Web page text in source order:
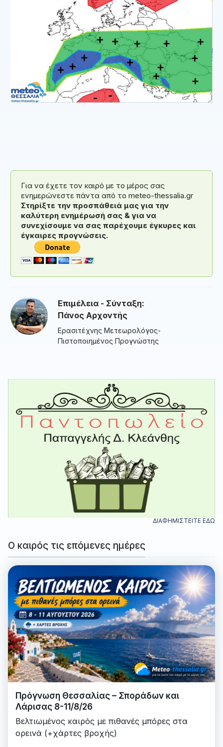
Για να έχετε τον καιρό με το μέρος σας
ενημερώνεστε πάντα από το meteo-thessalia.gr
Στηρίξτε την προσπάθειά μας για την
καλύτερη ενημέρωσή σας & για να
συνεχίσουμε να σας παρέχουμε έγκυρες και
έγκαιρες προγνώσεις.
Επιμέλεια - Σύνταξη:
Πάνος Αρχοντής
Ερασιτέχνης Μετεωρολόγος-
Πιστοποιημένος Προγνώστης
ΔΙΑΦΗΜΙΣΤΕΙΤΕ ΕΔΩ
Ο καιρός τις επόμενες ημέρες
Πρόγνωση Θεσσαλίας – Σποράδων και
Λάρισας 8-11/8/26
Βελτιωμένος καιρός με πιθανές μπόρες στα
ορεινά (+χάρτες βροχής)